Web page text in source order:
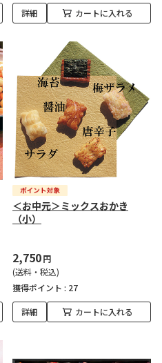
詳細 カートに入れる
＜お中元＞ミックスおかき
（小）
2,750円
(送料・税込)
獲得ポイント : 27
詳細 カートに入れる